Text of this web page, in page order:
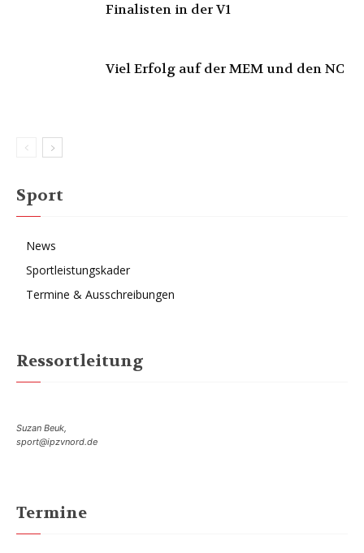
Finalisten in der V1
Viel Erfolg auf der MEM und den NC
Sport
News
Sportleistungskader
Termine & Ausschreibungen
Ressortleitung
Suzan Beuk,
sport@ipzvnord.de
Termine